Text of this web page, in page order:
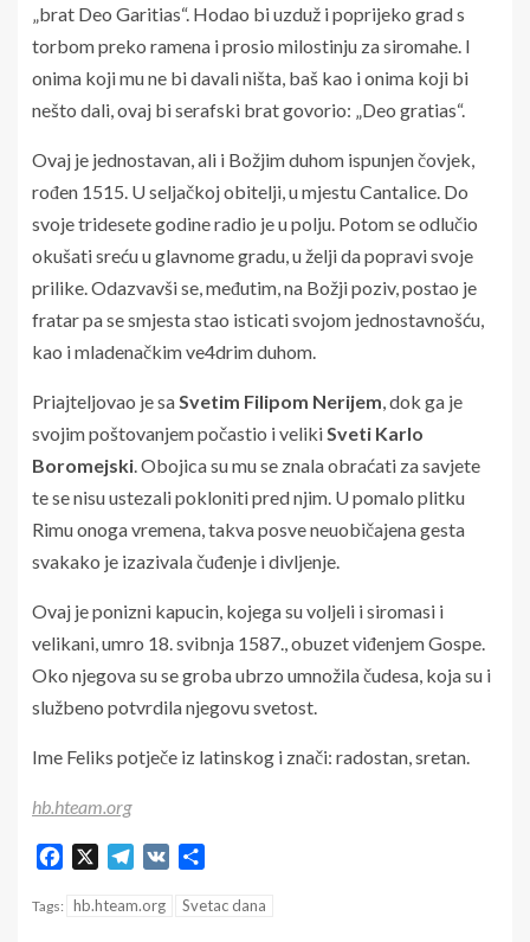
„brat Deo Garitias“. Hodao bi uzduž i poprijeko grad s
torbom preko ramena i prosio milostinju za siromahe. I
onima koji mu ne bi davali ništa, baš kao i onima koji bi
nešto dali, ovaj bi serafski brat govorio: „Deo gratias“.
Ovaj je jednostavan, ali i Božjim duhom ispunjen čovjek,
rođen 1515. U seljačkoj obitelji, u mjestu Cantalice. Do
svoje tridesete godine radio je u polju. Potom se odlučio
okušati sreću u glavnome gradu, u želji da popravi svoje
prilike. Odazvavši se, međutim, na Božji poziv, postao je
fratar pa se smjesta stao isticati svojom jednostavnošću,
kao i mladenačkim ve4drim duhom.
Priajteljovao je sa Svetim Filipom Nerijem , dok ga je
svojim poštovanjem počastio i veliki Sveti Karlo
Boromejski . Obojica su mu se znala obraćati za savjete
te se nisu ustezali pokloniti pred njim. U pomalo plitku
Rimu onoga vremena, takva posve neuobičajena gesta
svakako je izazivala čuđenje i divljenje.
Ovaj je ponizni kapucin, kojega su voljeli i siromasi i
velikani, umro 18. svibnja 1587., obuzet viđenjem Gospe.
Oko njegova su se groba ubrzo umnožila čudesa, koja su i
službeno potvrdila njegovu svetost.
Ime Feliks potječe iz latinskog i znači: radostan, sretan.
hb.hteam.org
Facebook Telegram
VK
Tags: hb.hteam.org Svetac dana